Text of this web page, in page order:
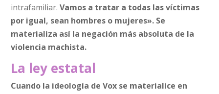
intrafamiliar.Vamos a tratar a todas las víctimas
por igual, sean hombres o mujeres». Se
materializa así la negación más absoluta de la
violencia machista.
La ley estatal
Cuando la ideología de Vox se materialice en